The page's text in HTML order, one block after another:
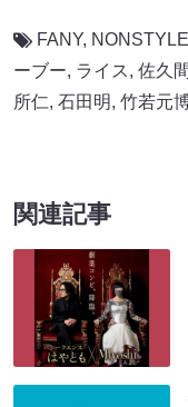
FANY, NONSTYLE
ーブー, ライス, 佐久
所仁, 石田明, 竹若元
関連記事